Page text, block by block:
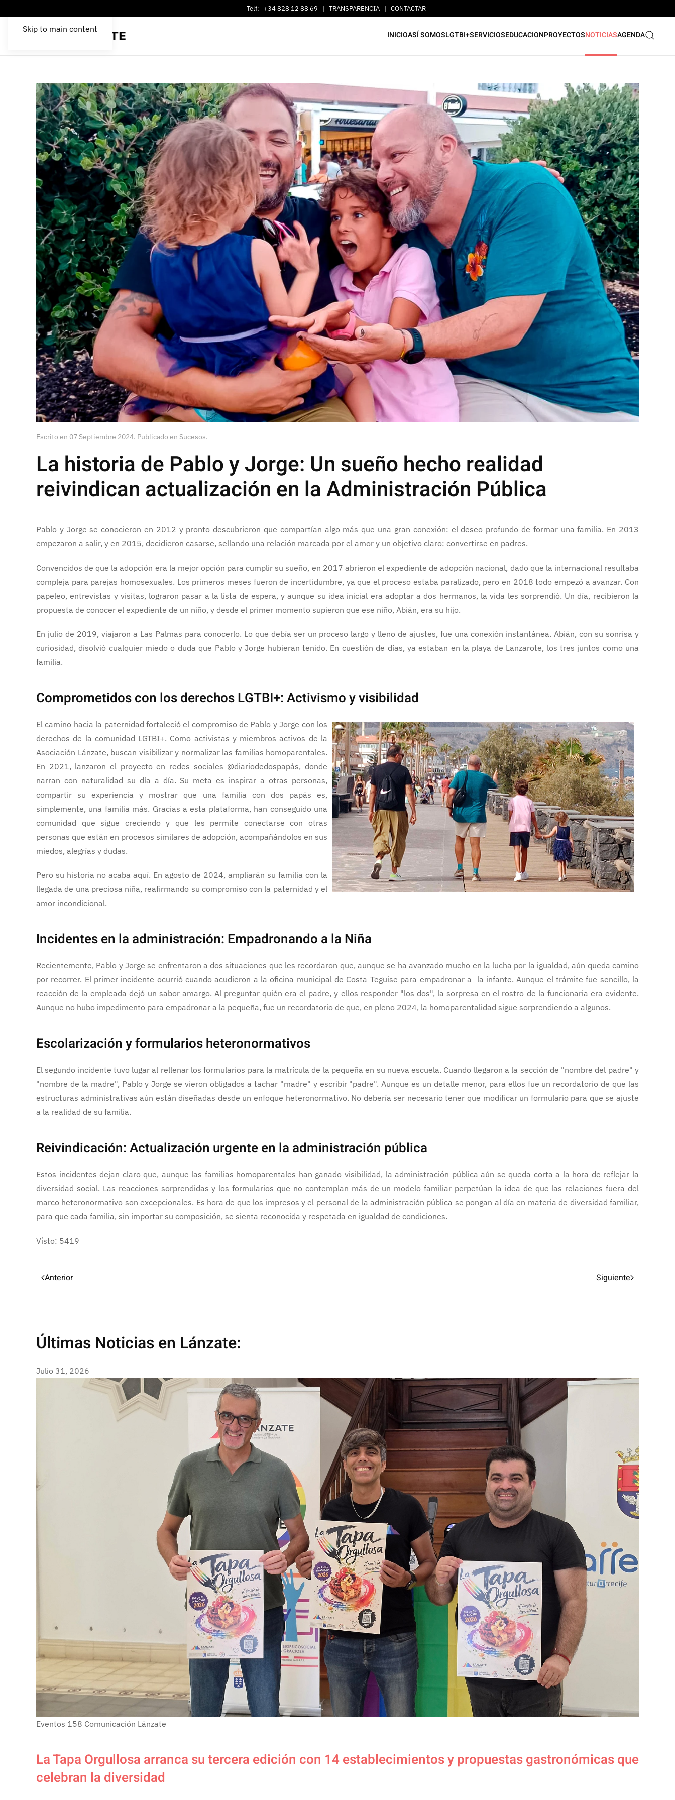
Telf: +34 828 12 88 69 | TRANSPARENCIA | CONTACTAR
Skip to main content
INICIOASÍ SOMOSLGTBI+SERVICIOSEDUCACIONPROYECTOSNOTICIASAGENDA
Escrito en 07 Septiembre 2024. Publicado en Sucesos.
La historia de Pablo y Jorge: Un sueño hecho realidad
reivindican actualización en la Administración Pública
Pablo y Jorge se conocieron en 2012 y pronto descubrieron que compartían algo más que una gran conexión: el deseo profundo de formar una familia. En 2013
empezaron a salir, y en 2015, decidieron casarse, sellando una relación marcada por el amor y un objetivo claro: convertirse en padres.
Convencidos de que la adopción era la mejor opción para cumplir su sueño, en 2017 abrieron el expediente de adopción nacional, dado que la internacional resultaba
compleja para parejas homosexuales. Los primeros meses fueron de incertidumbre, ya que el proceso estaba paralizado, pero en 2018 todo empezó a avanzar. Con
papeleo, entrevistas y visitas, lograron pasar a la lista de espera, y aunque su idea inicial era adoptar a dos hermanos, la vida les sorprendió. Un día, recibieron la
propuesta de conocer el expediente de un niño, y desde el primer momento supieron que ese niño, Abián, era su hijo.
En julio de 2019, viajaron a Las Palmas para conocerlo. Lo que debía ser un proceso largo y lleno de ajustes, fue una conexión instantánea. Abián, con su sonrisa y
curiosidad, disolvió cualquier miedo o duda que Pablo y Jorge hubieran tenido. En cuestión de días, ya estaban en la playa de Lanzarote, los tres juntos como una
familia.
Comprometidos con los derechos LGTBI+: Activismo y visibilidad
El camino hacia la paternidad fortaleció el compromiso de Pablo y Jorge con los
derechos de la comunidad LGTBI+. Como activistas y miembros activos de la
Asociación Lánzate, buscan visibilizar y normalizar las familias homoparentales.
En 2021, lanzaron el proyecto en redes sociales @diariodedospapás, donde
narran con naturalidad su día a día. Su meta es inspirar a otras personas,
compartir su experiencia y mostrar que una familia con dos papás es,
simplemente, una familia más. Gracias a esta plataforma, han conseguido una
comunidad que sigue creciendo y que les permite conectarse con otras
personas que están en procesos similares de adopción, acompañándolos en sus
miedos, alegrías y dudas.
Pero su historia no acaba aquí. En agosto de 2024, ampliarán su familia con la
llegada de una preciosa niña, reafirmando su compromiso con la paternidad y el
amor incondicional.
Incidentes en la administración: Empadronando a la Niña
Recientemente, Pablo y Jorge se enfrentaron a dos situaciones que les recordaron que, aunque se ha avanzado mucho en la lucha por la igualdad, aún queda camino
por recorrer. El primer incidente ocurrió cuando acudieron a la oficina municipal de Costa Teguise para empadronar a la infante. Aunque el trámite fue sencillo, la
reacción de la empleada dejó un sabor amargo. Al preguntar quién era el padre, y ellos responder "los dos", la sorpresa en el rostro de la funcionaria era evidente.
Aunque no hubo impedimento para empadronar a la pequeña, fue un recordatorio de que, en pleno 2024, la homoparentalidad sigue sorprendiendo a algunos.
Escolarización y formularios heteronormativos
El segundo incidente tuvo lugar al rellenar los formularios para la matrícula de la pequeña en su nueva escuela. Cuando llegaron a la sección de "nombre del padre" y
"nombre de la madre", Pablo y Jorge se vieron obligados a tachar "madre" y escribir "padre". Aunque es un detalle menor, para ellos fue un recordatorio de que las
estructuras administrativas aún están diseñadas desde un enfoque heteronormativo. No debería ser necesario tener que modificar un formulario para que se ajuste
a la realidad de su familia.
Reivindicación: Actualización urgente en la administración pública
Estos incidentes dejan claro que, aunque las familias homoparentales han ganado visibilidad, la administración pública aún se queda corta a la hora de reflejar la
diversidad social. Las reacciones sorprendidas y los formularios que no contemplan más de un modelo familiar perpetúan la idea de que las relaciones fuera del
marco heteronormativo son excepcionales. Es hora de que los impresos y el personal de la administración pública se pongan al día en materia de diversidad familiar,
para que cada familia, sin importar su composición, se sienta reconocida y respetada en igualdad de condiciones.
Visto: 5419
Anterior Siguiente
Últimas Noticias en Lánzate:
Julio 31, 2026
Eventos 158 Comunicación Lánzate
La Tapa Orgullosa arranca su tercera edición con 14 establecimientos y propuestas gastronómicas que
celebran la diversidad